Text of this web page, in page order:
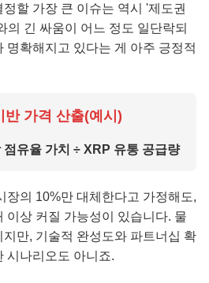
할 가장 큰 이슈는 역시 '제도권
의 긴 싸움이 어느 정도 일단락되
명확해지고 있다는 게 아주 긍정적
반 가격 산출(예시)
점유율 가치 ÷ XRP 유통 공급량
장의 10%만 대체한다고 가정해도,
이상 커질 가능성이 있습니다. 물
만, 기술적 완성도와 파트너십 확
시나리오도 아니죠.